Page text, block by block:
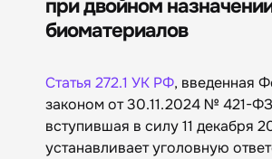
при двойном
биоматериалов
Статья 272.1 УК РФ, введенная
законом от 30.11.2024 № 421-
вступившая в силу 11 декабря
устанавливает уголовную